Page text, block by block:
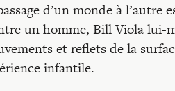
d’un monde à
un homme, Bill Viola lui-
et reflets de la
infantile.